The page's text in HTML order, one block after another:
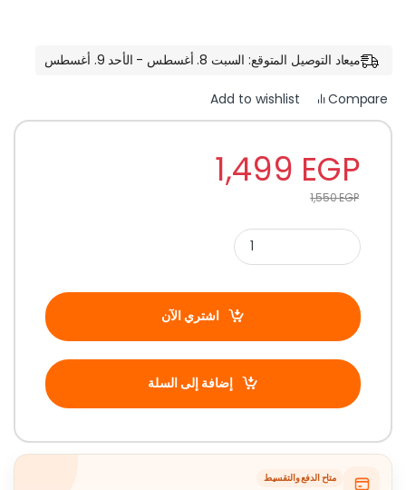
ميعاد التوصيل المتوقع: السبت 8. أغسطس - الأحد 9. أغسطس
Compare
Add to wishlist
1,499 EGP
1,550EGP
اشتري الآن
إضافة إلى السلة
متاح الدفع والتقسيط